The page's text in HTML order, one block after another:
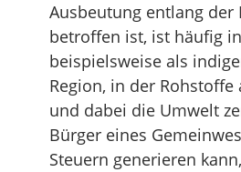
Ausbeutung entlang der
betroffen ist, ist häufig
beispielsweise als
Region, in der
und dabei die Umwelt
Bürger eines
Steuern generieren